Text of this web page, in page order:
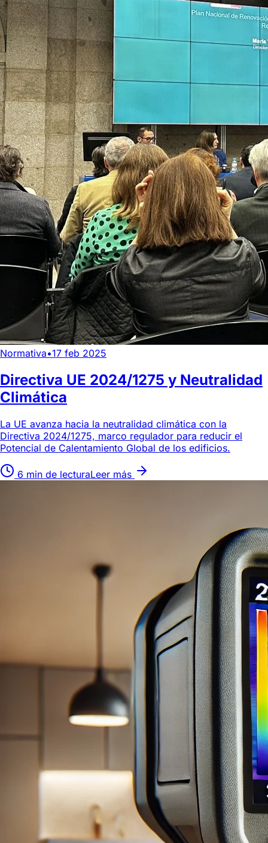
Normativa•17 feb 2025
Directiva UE 2024/1275 y Neutralidad
Climática
La UE avanza hacia la neutralidad climática con la
Directiva 2024/1275, marco regulador para reducir el
Potencial de Calentamiento Global de los edificios.
6 min de lecturaLeer más